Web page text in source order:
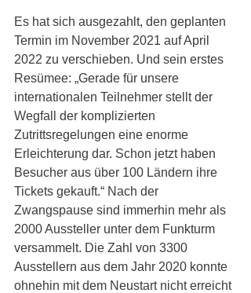
Es hat sich ausgezahlt, den geplanten
Termin im November 2021 auf April
2022 zu verschieben. Und sein erstes
Resümee: „Gerade für unsere
internationalen Teilnehmer stellt der
Wegfall der komplizierten
Zutrittsregelungen eine enorme
Erleichterung dar. Schon jetzt haben
Besucher aus über 100 Ländern ihre
Tickets gekauft.“ Nach der
Zwangspause sind immerhin mehr als
2000 Aussteller unter dem Funkturm
versammelt. Die Zahl von 3300
Ausstellern aus dem Jahr 2020 konnte
ohnehin mit dem Neustart nicht erreicht